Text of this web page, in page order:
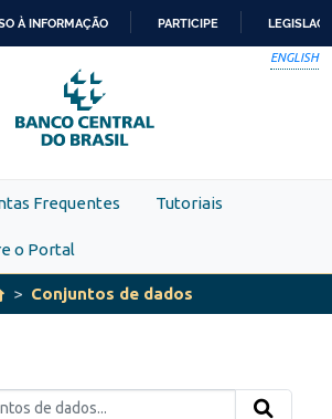
PARA
O
CONTEÚDO
À INFORMAÇÃO PARTICIPE
ENGLISH
Frequentes Tutoriais
o Portal
Conjuntos de dados